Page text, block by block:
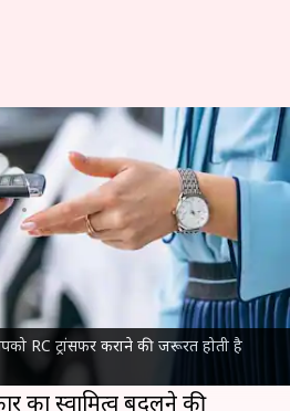
RC ट्रांसफर कराने की जरूरत होती है
की RC कैसी होगी
तरीके से समझिये
05:05 pm
मिलने के कारण लोगयूज्ड
हैं। कई बार आपकी जरूरत
है।
का स्वामित्व बदलने की